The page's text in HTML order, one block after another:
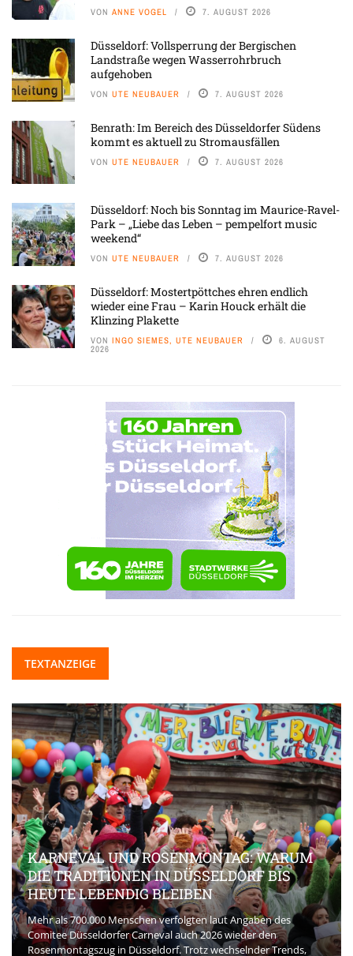
VON ANNE VOGEL 7. AUGUST 2026
Düsseldorf: Vollsperrung der Bergischen
Landstraße wegen Wasserrohrbruch
aufgehoben
VON UTE NEUBAUER 7. AUGUST 2026
Benrath: Im Bereich des Düsseldorfer Südens
kommt es aktuell zu Stromausfällen
VON UTE NEUBAUER 7. AUGUST 2026
Düsseldorf: Noch bis Sonntag im Maurice-Ravel-
Park – „Liebe das Leben – pempelfort music
weekend“
VON UTE NEUBAUER 7. AUGUST 2026
Düsseldorf: Mostertpöttches ehren endlich
wieder eine Frau – Karin Houck erhält die
Klinzing Plakette
VON INGO SIEMES, UTE NEUBAUER 6. AUGUST
2026
TEXTANZEIGE
UND ROSENMONTAG: WARUM
IN DÜSSELDORF BIS
LEBENDIG BLEIBEN
Menschen verfolgten laut Angaben des
Carneval auch 2026 wieder den
in Düsseldorf. Trotz wechselnder Trends,
BEAUTY-
AKTUELL
Die Beauty-
spielt eine